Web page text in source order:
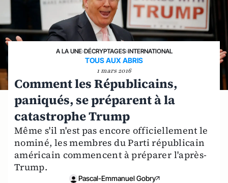
A LA UNE›DÉCRYPTAGES›INTERNATIONAL
TOUS AUX ABRIS
1 mars 2016
Comment les Républicains,
paniqués, se préparent à la
catastrophe Trump
Même s'il n'est pas encore officiellement le
nominé, les membres du Parti républicain
américain commencent à préparer l'après-
Trump.
Pascal-Emmanuel Gobry